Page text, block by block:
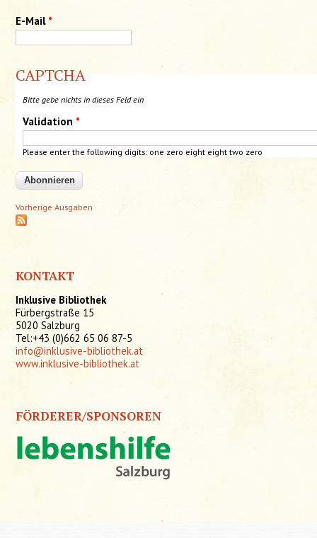
E-Mail *
CAPTCHA
Bitte gebe nichts in dieses Feld ein
Validation *
Please enter the following digits: one zero eight eight two zero
Vorherige Ausgaben
KONTAKT
Inklusive Bibliothek
Fürbergstraße 15
5020 Salzburg
Tel:+43 (0)662 65 06 87-5
info@inklusive-bibliothek.at
www.inklusive-bibliothek.at
FÖRDERER/SPONSOREN